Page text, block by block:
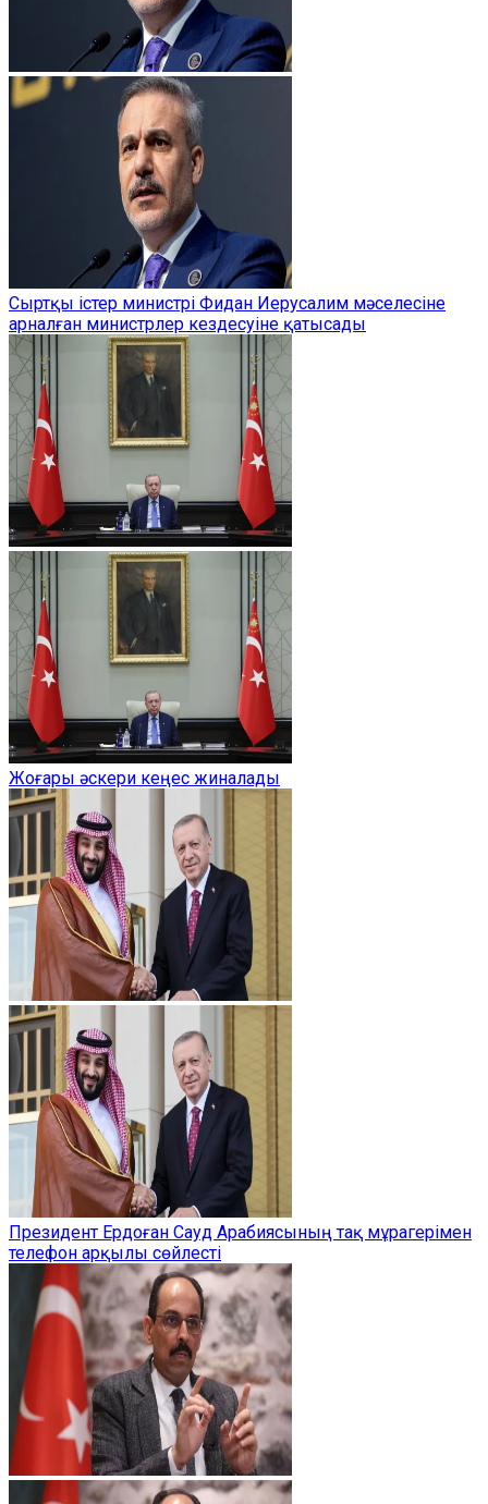
Сыртқы істер министрі Фидан Иерусалим мәселесіне
арналған министрлер кездесуіне қатысады
Жоғары әскери кеңес жиналады
Президент Ердоған Сауд Арабиясының тақ мұрагерімен
телефон арқылы сөйлесті